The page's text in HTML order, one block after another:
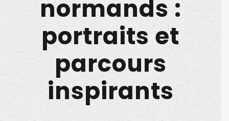
normands :
portraits et
parcours
inspirants